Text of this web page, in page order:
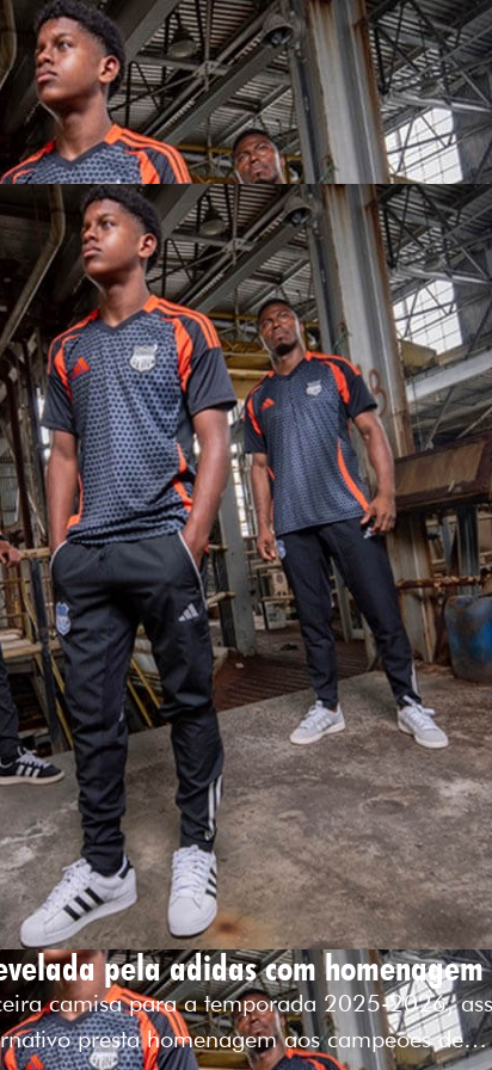
pela adidas com
camisa para a temporada 2025-2026,
presta homenagem aos campeões de…